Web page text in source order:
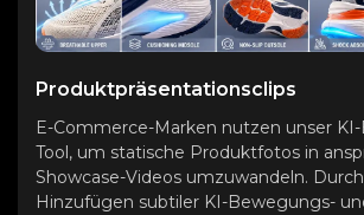
Produktpräsentationsclips
E-Commerce-Marken nutzen unser
Tool, um statische Produktfotos in
Showcase-Videos umzuwandeln.
Hinzufügen subtiler KI-Bewegungs-